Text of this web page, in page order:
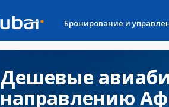
Бронирование и
Дешевые
направлению